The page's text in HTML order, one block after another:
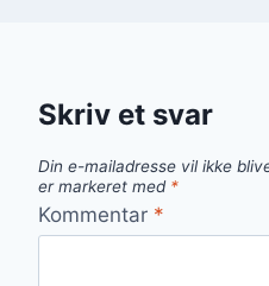
Skriv et svar
Din e-mailadresse vil ikke
er markeret med *
Kommentar *